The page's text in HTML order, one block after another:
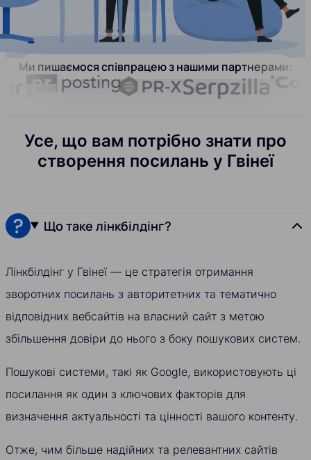
Ми пишаємося співпрацею з нашими партнерами:
Усе, що вам потрібно знати про
створення посилань у Гвінеї
Що таке лінкбілдінг?
Лінкбілдінг у Гвінеї — це стратегія отримання
зворотних посилань з авторитетних та тематично
відповідних вебсайтів на власний сайт з метою
збільшення довіри до нього з боку пошукових систем.
Пошукові системи, такі як Google, використовують ці
посилання як один з ключових факторів для
визначення актуальності та цінності вашого контенту.
Отже, чим більше надійних та релевантних сайтів